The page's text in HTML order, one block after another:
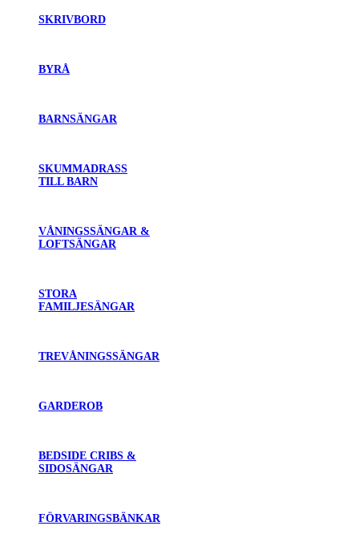
SKRIVBORD
BYRÅ
BARNSÄNGAR
SKUMMADRASS
TILL BARN
VÅNINGSSÄNGAR &
LOFTSÄNGAR
STORA
FAMILJESÄNGAR
TREVÅNINGSSÄNGAR
GARDEROB
BEDSIDE CRIBS &
SIDOSÄNGAR
FÖRVARINGSBÄNKAR